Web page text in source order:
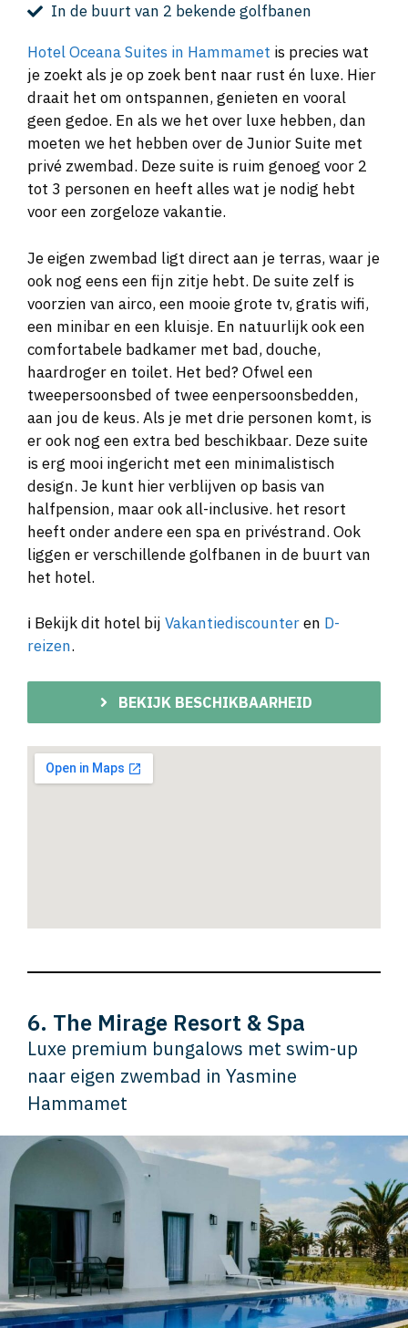
In de buurt van 2 bekende golfbanen
Hotel Oceana Suites in Hammamet is precies wat
je zoekt als je op zoek bent naar rust én luxe. Hier
draait het om ontspannen, genieten en vooral
geen gedoe. En als we het over luxe hebben, dan
moeten we het hebben over de Junior Suite met
privé zwembad. Deze suite is ruim genoeg voor 2
tot 3 personen en heeft alles wat je nodig hebt
voor een zorgeloze vakantie.
Je eigen zwembad ligt direct aan je terras, waar je
ook nog eens een fijn zitje hebt. De suite zelf is
voorzien van airco, een mooie grote tv, gratis wifi,
een minibar en een kluisje. En natuurlijk ook een
comfortabele badkamer met bad, douche,
haardroger en toilet. Het bed? Ofwel een
tweepersoonsbed of twee eenpersoonsbedden,
aan jou de keus. Als je met drie personen komt, is
er ook nog een extra bed beschikbaar. Deze suite
is erg mooi ingericht met een minimalistisch
design. Je kunt hier verblijven op basis van
halfpension, maar ook all-inclusive. het resort
heeft onder andere een spa en privéstrand. Ook
liggen er verschillende golfbanen in de buurt van
het hotel.
ℹ️ Bekijk dit hotel bij Vakantiediscounteren D-
reizen.
BEKIJK BESCHIKBAARHEID
6. The Mirage Resort & Spa
Luxe premium bungalows met swim-up
naar eigen zwembad in Yasmine
Hammamet